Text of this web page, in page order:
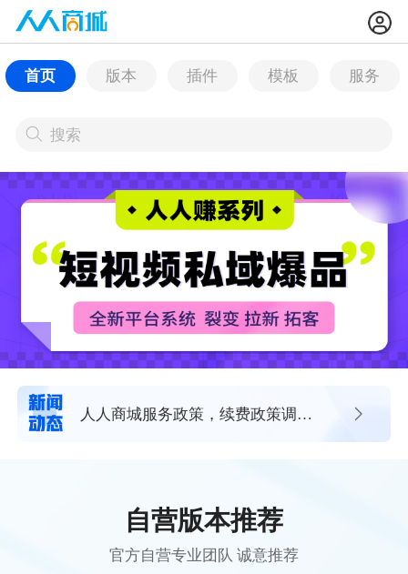
首页 版本 插件 模板 服务
搜索
搜索
人人商城服务政策，续费政策调整
自营版本推荐
官方自营专业团队 诚意推荐